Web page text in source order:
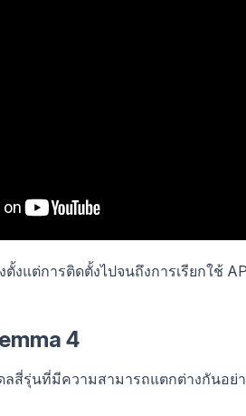
งแต่การติดตั้งไปจนถึงการเรียกใช้
4
ลสี่รุ่นที่มีความสามารถแตกต่างกันอย่